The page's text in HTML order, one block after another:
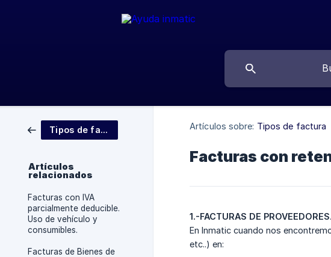
Tipos de factura
Artículos
relacionados
Facturas con IVA
parcialmente deducible.
Uso de vehículo y
consumibles.
Facturas de Bienes de
Artículos sobre: Tipos de factura
Facturas con
1.-FACTURAS DE PROVEEDORES.
En Inmatic cuando nos
etc..) en: